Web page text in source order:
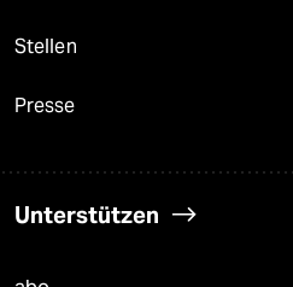
Stellen
Presse
Unterstützen